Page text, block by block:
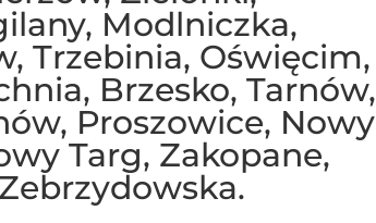
Modlniczka,
Trzebinia, Oświęcim,
Brzesko, Tarnów,
Proszowice, Nowy
Targ, Zakopane,